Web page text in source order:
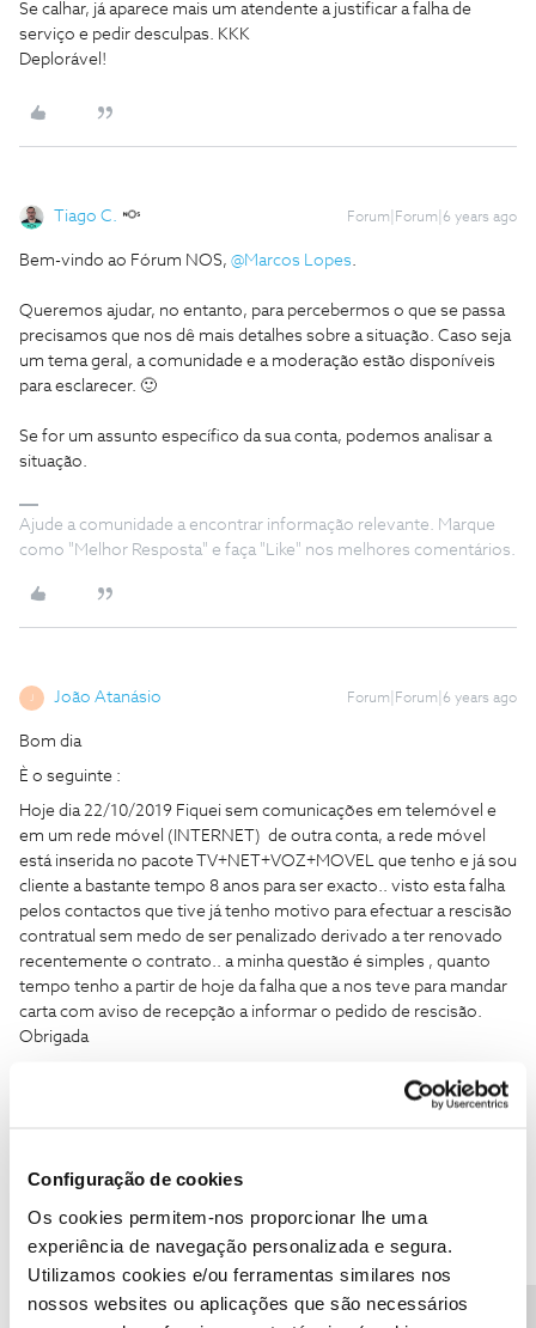
Configuração de cookies
Os cookies permitem-nos proporcionar lhe uma
experiência de navegação personalizada e segura.
Utilizamos cookies e/ou ferramentas similares nos
nossos websites ou aplicações que são necessários
Se calhar, já aparece mais um atendente a justificar a falha de
serviço e pedir desculpas. KKK
Deplorável!
Tiago C. Forum|Forum|6 years ago
Bem-vindo ao Fórum NOS, @Marcos Lopes.
Queremos ajudar, no entanto, para percebermos o que se passa
precisamos que nos dê mais detalhes sobre a situação. Caso seja
um tema geral, a comunidade e a moderação estão disponíveis
para esclarecer. 🙂
Se for um assunto específico da sua conta, podemos analisar a
situação.
Ajude a comunidade a encontrar informação relevante. Marque
como "Melhor Resposta" e faça "Like" nos melhores comentários.
João Atanásio Forum|Forum|6 years ago
Bom dia
È o seguinte :
Hoje dia 22/10/2019 Fiquei sem comunicações em telemóvel e
em um rede móvel (INTERNET) de outra conta, a rede móvel
está inserida no pacote TV+NET+VOZ+MOVEL que tenho e já sou
cliente a bastante tempo 8 anos para ser exacto.. visto esta falha
pelos contactos que tive já tenho motivo para efectuar a rescisão
contratual sem medo de ser penalizado derivado a ter renovado
recentemente o contrato.. a minha questão é simples , quanto
tempo tenho a partir de hoje da falha que a nos teve para mandar
carta com aviso de recepção a informar o pedido de rescisão.
Obrigada
Oscar7 Forum|Forum|6 years ago